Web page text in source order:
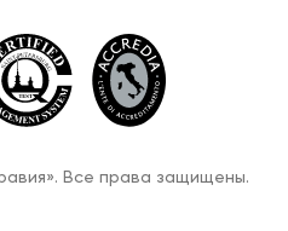
Все права защищены.